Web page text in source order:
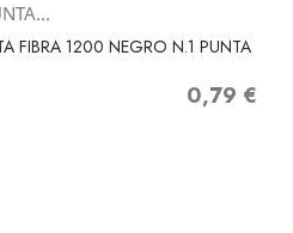
FIBRA 1200 NEGRO N.1 PUNTA
Precio
0,79 €